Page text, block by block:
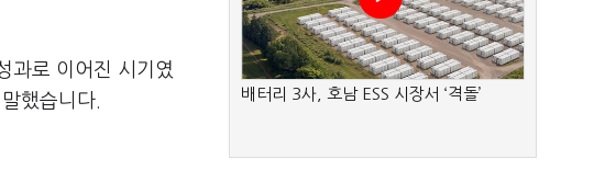
과로 이어진 시기였
했습니다.
배터리 3사, 호남 ESS 시장서 ‘격돌’